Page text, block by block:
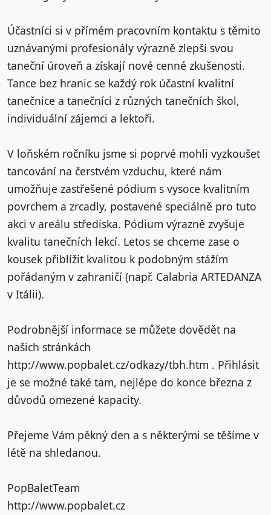
Účastníci si v přímém pracovním kontaktu s těmito
uznávanými profesionály výrazně zlepší svou
taneční úroveň a získají nové cenné zkušenosti.
Tance bez hranic se každý rok účastní kvalitní
tanečnice a tanečníci z různých tanečních škol,
individuální zájemci a lektoři.
V loňském ročníku jsme si poprvé mohli vyzkoušet
tancování na čerstvém vzduchu, které nám
umožňuje zastřešené pódium s vysoce kvalitním
povrchem a zrcadly, postavené speciálně pro tuto
akci v areálu střediska. Pódium výrazně zvyšuje
kvalitu tanečních lekcí. Letos se chceme zase o
kousek přiblížit kvalitou k podobným stážím
pořádaným v zahraničí (např. Calabria ARTEDANZA
v Itálii).
Podrobnější informace se můžete dovědět na
našich stránkách
http://www.popbalet.cz/odkazy/tbh.htm . Přihlásit
je se možné také tam, nejlépe do konce března z
důvodů omezené kapacity.
Přejeme Vám pěkný den a s některými se těšíme v
létě na shledanou.
PopBaletTeam
http://www.popbalet.cz